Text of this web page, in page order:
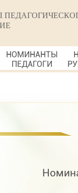
НОМИНАНТЫ
ПЕДАГОГИ